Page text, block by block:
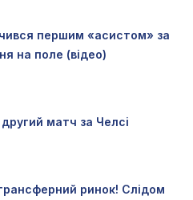
першим «асистом» за
на поле (відео)
матч за Челсі
ринок! Слідом